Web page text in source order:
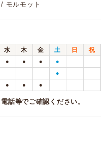
モルモット
水 木 金 土 日
祝
● ● ● ●
●
● ● ●
話等でご確認ください。